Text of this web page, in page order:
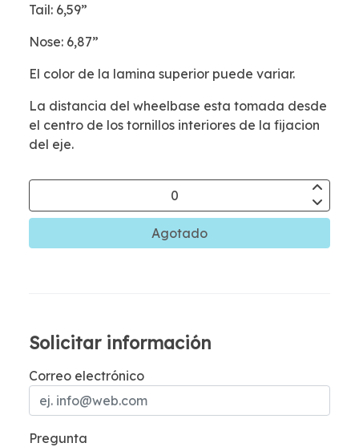
Tail: 6,59”
Nose: 6,87”
El color de la lamina superior puede variar.
La distancia del wheelbase esta tomada desde
el centro de los tornillos interiores de la fijacion
del eje.
Agotado
Solicitar información
Correo electrónico
Pregunta